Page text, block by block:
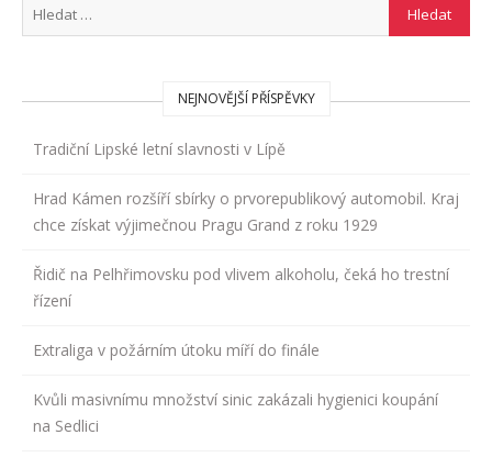
NEJNOVĚJŠÍ PŘÍSPĚVKY
Tradiční Lipské letní slavnosti v Lípě
Hrad Kámen rozšíří sbírky o prvorepublikový automobil. Kraj
chce získat výjimečnou Pragu Grand z roku 1929
Řidič na Pelhřimovsku pod vlivem alkoholu, čeká ho trestní
řízení
Extraliga v požárním útoku míří do finále
Kvůli masivnímu množství sinic zakázali hygienici koupání
na Sedlici